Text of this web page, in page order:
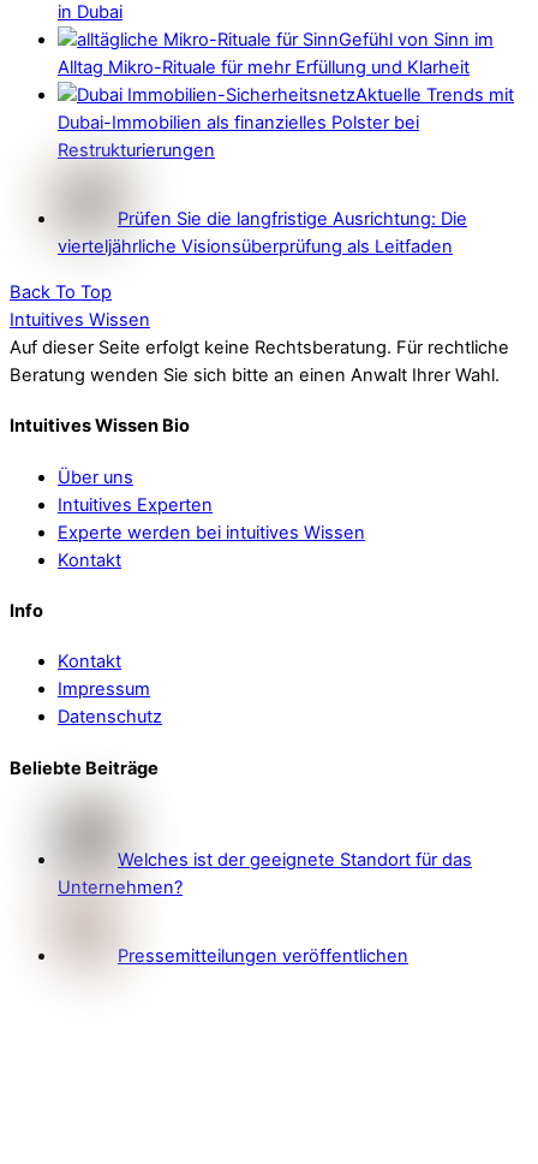
in Dubai
Gefühl von Sinn im
Alltag Mikro-Rituale für mehr Erfüllung und Klarheit
Aktuelle Trends mit
Dubai-Immobilien als finanzielles Polster bei
Restrukturierungen
Prüfen Sie die langfristige Ausrichtung: Die
vierteljährliche Visionsüberprüfung als Leitfaden
Back To Top
Intuitives Wissen
Auf dieser Seite erfolgt keine Rechtsberatung. Für rechtliche
Beratung wenden Sie sich bitte an einen Anwalt Ihrer Wahl.
Intuitives Wissen Bio
Über uns
Intuitives Experten
Experte werden bei intuitives Wissen
Kontakt
Info
Kontakt
Impressum
Datenschutz
Beliebte Beiträge
Welches ist der geeignete Standort für das
Unternehmen?
Pressemitteilungen veröffentlichen